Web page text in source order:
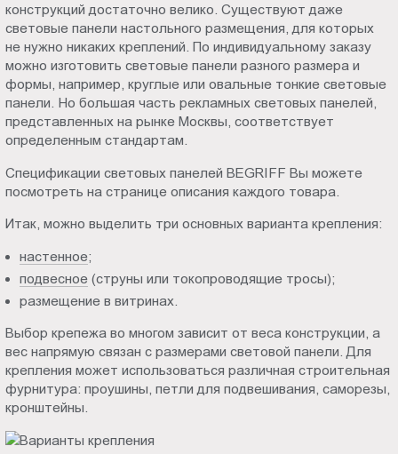
конструкций достаточно велико. Существуют даже
световые панели настольного размещения, для которых
не нужно никаких креплений. По индивидуальному заказу
можно изготовить световые панели разного размера и
формы, например, круглые или овальные тонкие световые
панели. Но большая часть рекламных световых панелей,
представленных на рынке Москвы, соответствует
определенным стандартам.
Спецификации световых панелей BEGRIFF Вы можете
посмотреть на странице описания каждого товара.
Итак, можно выделить три основных варианта крепления:
настенное;
подвесное (струны или токопроводящие тросы);
размещение в витринах.
Выбор крепежа во многом зависит от веса конструкции, а
вес напрямую связан с размерами световой панели. Для
крепления может использоваться различная строительная
фурнитура: проушины, петли для подвешивания, саморезы,
кронштейны.
Пт.:
9.00-
18.00
Сб.,
Вс.:
выходной